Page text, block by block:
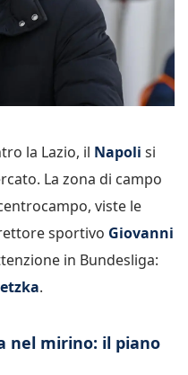
la Lazio, il Napoli si
La zona di campo
viste le
sportivo Giovanni
in Bundesliga:
.
nel mirino: il piano